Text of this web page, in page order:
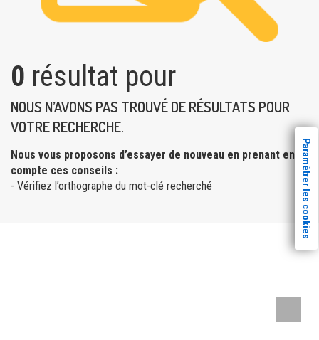
0 résultat pour
NOUS N’AVONS PAS TROUVÉ DE RÉSULTATS POUR
VOTRE RECHERCHE.
Nous vous proposons d’essayer de nouveau en prenant en
compte ces conseils :
- Vérifiez l’orthographe du mot-clé recherché
Paramètrer les cookies